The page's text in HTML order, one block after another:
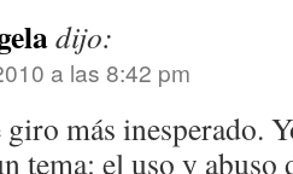
dijo:
a las 8:42 pm
más inesperado.
tema: el uso y abuso